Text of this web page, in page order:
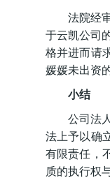
法院经
于云凯公司
格并进而请
媛媛未出资
小结
公司法
法上予以确
有限责任，
质的执行权